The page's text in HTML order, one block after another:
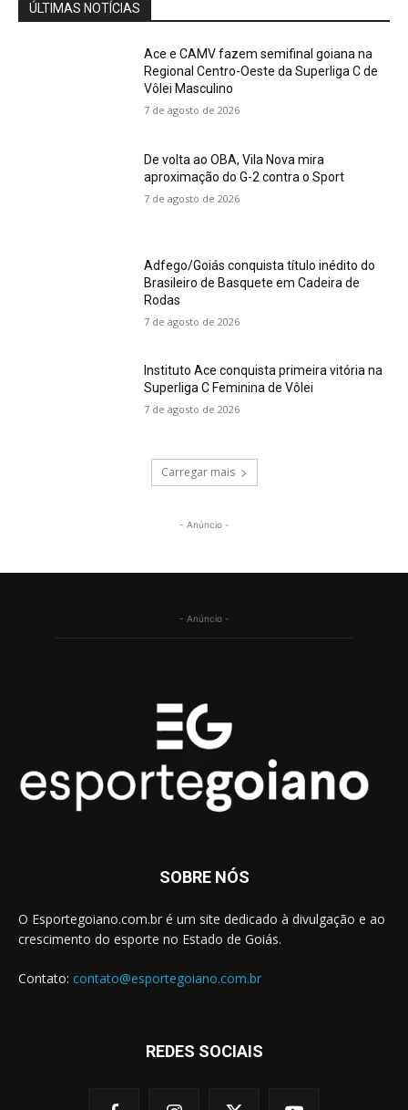
ÚLTIMAS NOTÍCIAS
Ace e CAMV fazem semifinal goiana na
Regional Centro-Oeste da Superliga C de
Vôlei Masculino
7 de agosto de 2026
De volta ao OBA, Vila Nova mira
aproximação do G-2 contra o Sport
7 de agosto de 2026
Adfego/Goiás conquista título inédito do
Brasileiro de Basquete em Cadeira de
Rodas
7 de agosto de 2026
Instituto Ace conquista primeira vitória na
Superliga C Feminina de Vôlei
7 de agosto de 2026
Carregar mais
- Anúncio -
- Anúncio -
SOBRE NÓS
O Esportegoiano.com.br é um site dedicado à divulgação e ao
crescimento do esporte no Estado de Goiás.
Contato: contato@esportegoiano.com.br
REDES SOCIAIS